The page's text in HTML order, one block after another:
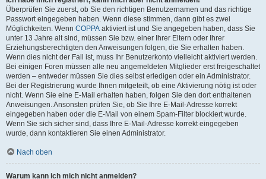
Überprüfen Sie zuerst, ob Sie den richtigen Benutzernamen und das richtige
Passwort eingegeben haben. Wenn diese stimmen, dann gibt es zwei
Möglichkeiten. Wenn COPPA aktiviert ist und Sie angegeben haben, dass Sie
unter 13 Jahre alt sind, müssen Sie bzw. einer Ihrer Eltern oder Ihrer
Erziehungsberechtigten den Anweisungen folgen, die Sie erhalten haben.
Wenn dies nicht der Fall ist, muss Ihr Benutzerkonto vielleicht aktiviert werden.
Bei einigen Foren müssen alle neu angemeldeten Mitglieder erst freigeschaltet
werden – entweder müssen Sie dies selbst erledigen oder ein Administrator.
Bei der Registrierung wurde Ihnen mitgeteilt, ob eine Aktivierung nötig ist oder
nicht. Wenn Sie eine E-Mail erhalten haben, folgen Sie den dort enthaltenen
Anweisungen. Ansonsten prüfen Sie, ob Sie Ihre E-Mail-Adresse korrekt
eingegeben haben oder die E-Mail von einem Spam-Filter blockiert wurde.
Wenn Sie sich sicher sind, dass Ihre E-Mail-Adresse korrekt eingegeben
wurde, dann kontaktieren Sie einen Administrator.
Nach oben
Warum kann ich mich nicht anmelden?